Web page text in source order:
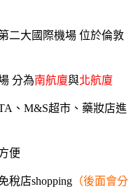
二大國際機場 位於倫敦
分為南航廈與北航廈
、M&S超市、藥妝店進
便
稅店shopping （後面會分